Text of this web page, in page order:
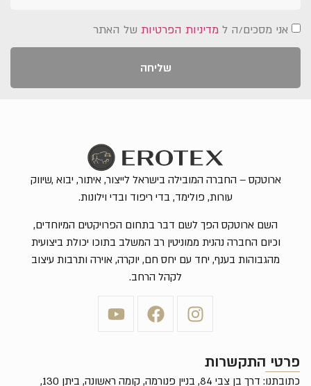
אני מסכים/ה ל מדיניות הפרטיות של האתר
שליחה
פרטי התקשרות
כתובתנו: דרך בן צבי 84, בניין פנורמה, קומה ראשונה, ביתן 130,
ארוטקס – החברה המובילה בישראל לייצור, איתור, יבוא ,שיווק
עורות, פולימד, בדי ריפוד ובדי וילונות.
השם ארוטקס הפך לשם דבר בתחום הפרויקטים המיוחדים,
וכיום החברה נהנית ממוניטין רב המשלב בתוכו יכולת ביצועית
מהגבוהות בענף, יחד עם יחס חם, יוקרה, אוירה ותרבות עיצוב
לקהל הרחב.